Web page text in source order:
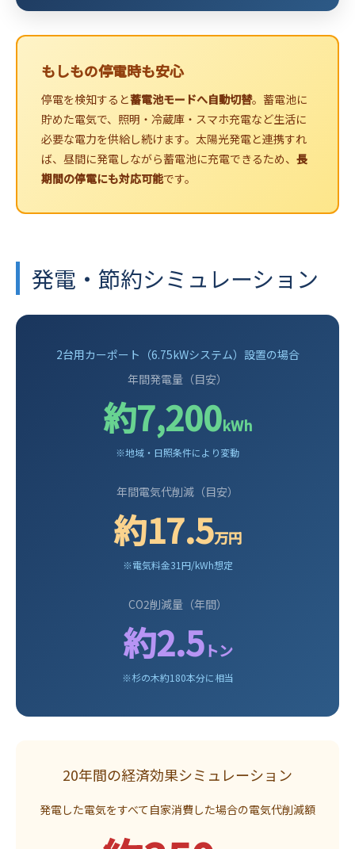
もしもの停電時も安心
停電を検知すると蓄電池モードへ自動切替。蓄電池に
貯めた電気で、照明・冷蔵庫・スマホ充電など生活に
必要な電力を供給し続けます。太陽光発電と連携すれ
ば、昼間に発電しながら蓄電池に充電できるため、 長
期間の停電にも対応可能です。
発電・節約シミュレーション
2台用カーポート（6.75kWシステム）設置の場合
年間発電量（目安）
約7,200kWh
※地域・日照条件により変動
年間電気代削減（目安）
約17.5万円
※電気料金31円/kWh想定
CO2削減量（年間）
約2.5トン
※杉の木約180本分に相当
20年間の経済効果シミュレーション
発電した電気をすべて自家消費した場合の電気代削減額